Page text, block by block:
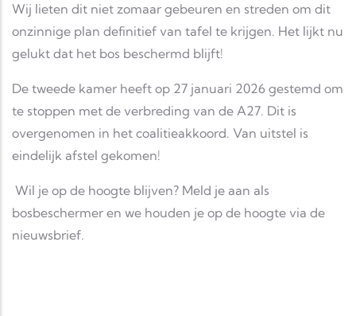
Wij lieten dit niet zomaar gebeuren en streden om dit
onzinnige plan definitief van tafel te krijgen. Het lijkt nu
gelukt dat het bos beschermd blijft!
De tweede kamer heeft op 27 januari 2026 gestemd om
te stoppen met de verbreding van de A27. Dit is
overgenomen in het coalitieakkoord. Van uitstel is
eindelijk afstel gekomen!
Wil je op de hoogte blijven? Meld je aan als
bosbeschermer en we houden je op de hoogte via de
nieuwsbrief.